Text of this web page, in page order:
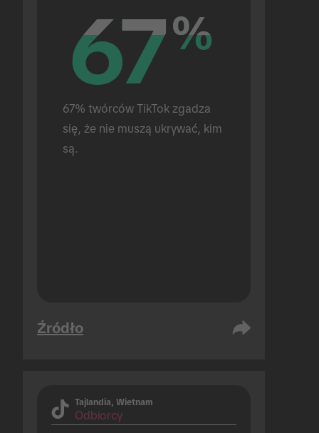
67%
67%
67% twórców TikTok zgadza
się, że nie muszą ukrywać, kim
są.
Źródło
Tajlandia, Wietnam
Odbiorcy